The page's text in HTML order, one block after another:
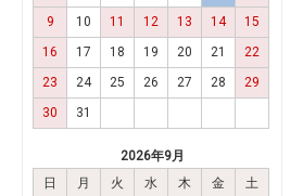
9
10 11 12 13 14
15
16
17 18 19 20 21
22
23
24 25 26 27 28
29
30
31
2026年9月
日
月 火 水 木 金
土